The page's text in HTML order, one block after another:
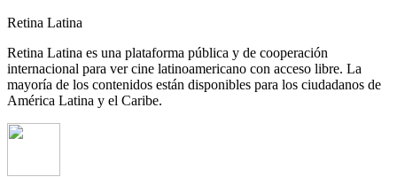
Retina Latina
Retina Latina es una plataforma pública y de cooperación
internacional para ver cine latinoamericano con acceso libre. La
mayoría de los contenidos están disponibles para los ciudadanos de
América Latina y el Caribe.